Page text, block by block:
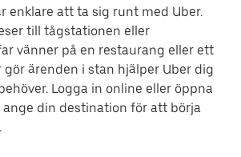
enklare att ta sig runt med Uber.
till tågstationen eller
vänner på en restaurang eller ett
gör ärenden i stan hjälper Uber dig
Logga in online eller öppna
din destination för att börja